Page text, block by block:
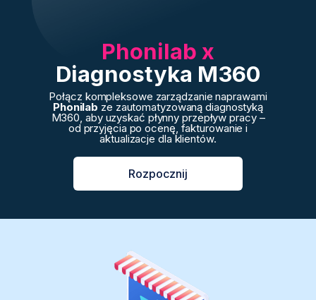
Phonilab x
Diagnostyka M360
Połącz kompleksowe zarządzanie naprawami
Phonilab ze zautomatyzowaną diagnostyką
M360, aby uzyskać płynny przepływ pracy –
od przyjęcia po ocenę, fakturowanie i
aktualizacje dla klientów.
Rozpocznij